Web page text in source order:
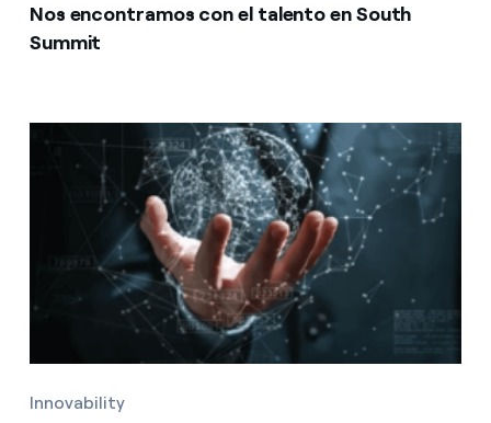
Nos encontramos con el talento en South
Summit
Innovability